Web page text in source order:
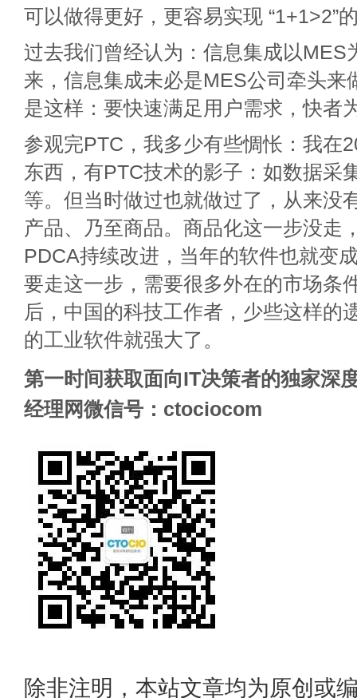
可以做得更好，更容易实现 “1+1>2”
过去我们曾经认为：信息集成以MES
来，信息集成未必是MES公司牵头来
是这样：要快速满足用户需求，快者
参观完PTC，我多少有些惆怅：我在
东西，有PTC技术的影子：如数据采
等。但当时做过也就做过了，从来没
产品、乃至商品。商品化这一步没走
PDCA持续改进，当年的软件也就变
要走这一步，需要很多外在的市场条
后，中国的科技工作者，少些这样的
的工业软件就强大了。
第一时间获取面向IT决策者的独家深
经理网微信号：ctociocom
除非注明，本站文章均为原创或